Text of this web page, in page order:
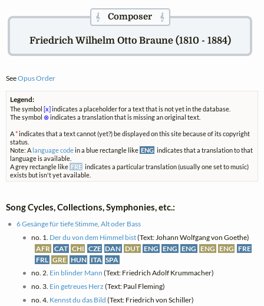
𝄞Composer 𝄞
Friedrich Wilhelm Otto Braune (1810 - 1884)
SeeOpus Order
Legend:
The symbol[x]indicates a placeholder for a text that is not yet in the database.
The symbol ⊗indicates a translation that is missing an original text.
A*indicates that a text cannot (yet?) be displayed on this site because of its copyright
status.
Note: A language codein a blue rectangle like ENG indicates that a translation to that
language is available.
A grey rectangle like FRE indicates a particular translation (usually one set to music)
exists but isn't yet available.
Song Cycles, Collections, Symphonies, etc.:
6 Gesänge für tiefe Stimme, Alt oder Bass
no. 1. Der du von dem Himmel bist(Text: Johann Wolfgang von Goethe)
AFR CAT CHI CZE DAN DUT ENG ENG ENG ENG ENG FRE
FRL GRE HUN ITA SPA
no. 2. Ein blinder Mann (Text: Friedrich Adolf Krummacher)
no. 3. Ein getreues Herz (Text: Paul Fleming)
no. 4. Kennst du das Bild (Text: Friedrich von Schiller)